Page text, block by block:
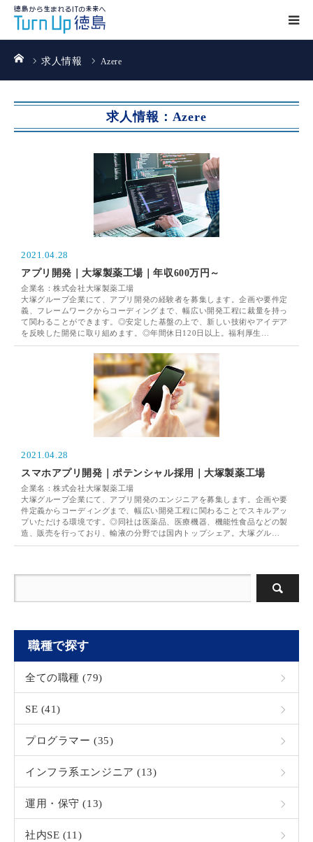
ホーム求人情報 Azere
求人情報：Azere
2021.04.28
アプリ開発｜大塚製薬工場｜年収600万円～
企業名：株式会社大塚製薬工場
大塚グループ企業にて、アプリ開発の経験者を募集します。企画や要件定
義、フレームワークからコーディングまで、幅広い開発工程に裁量を持っ
て関わることができます。◎安定した基盤の上で、新しい技術やアイデア
を反映した開発に取り組めます。◎年間休日120日以上。福利厚生…
2021.04.28
スマホアプリ開発｜ポテンシャル採用｜大塚製薬工場
企業名：株式会社大塚製薬工場
大塚グループ企業にて、アプリ開発のエンジニアを募集します。企画や要
件定義からコーディングまで、幅広い開発工程に関わることでスキルアッ
プいただける環境です。◎同社は医薬品、医療機器、機能性食品などの製
造、販売を行っており、輸液の分野では国内トップシェア。大塚グル…
職種で探す
全ての職種 (79)
SE (41)
プログラマー (35)
インフラ系エンジニア (13)
運用・保守 (13)
社内SE (11)